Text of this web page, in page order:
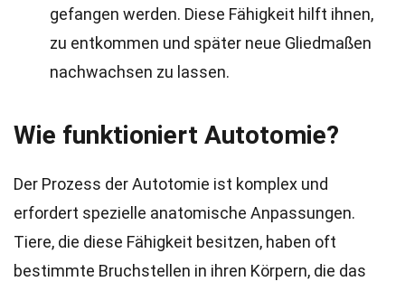
gefangen werden. Diese Fähigkeit hilft ihnen,
zu entkommen und später neue Gliedmaßen
nachwachsen zu lassen.
Wie funktioniert Autotomie?
Der Prozess der Autotomie ist komplex und
erfordert spezielle anatomische Anpassungen.
Tiere, die diese Fähigkeit besitzen, haben oft
bestimmte Bruchstellen in ihren Körpern, die das